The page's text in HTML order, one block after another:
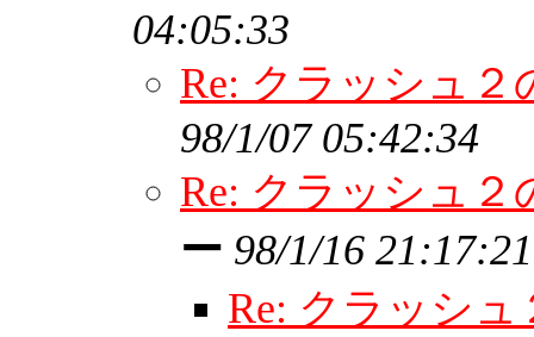
04:05:33
Re: クラッシュ
98/1/07 05:42:34
Re: クラッシュ
ー 98/1/16 21:17:21
Re: クラッシ